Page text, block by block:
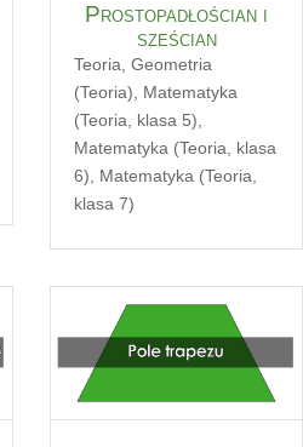
Prostopadłościan i
sześcian
Teoria, Geometria
(Teoria), Matematyka
(Teoria, klasa 5),
Matematyka (Teoria, klasa
6), Matematyka (Teoria,
klasa 7)